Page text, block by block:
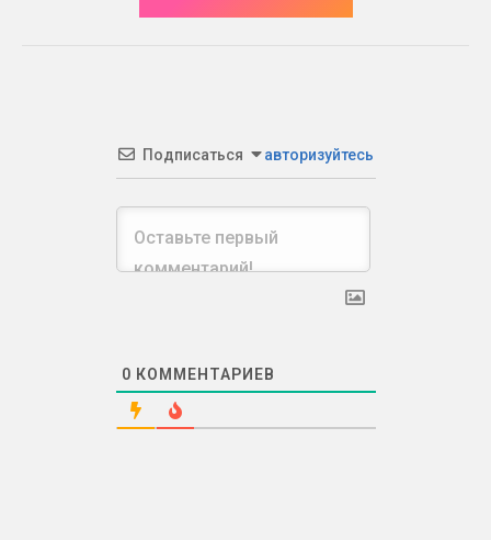
Подписаться авторизуйтесь
0 КОММЕНТАРИЕВ